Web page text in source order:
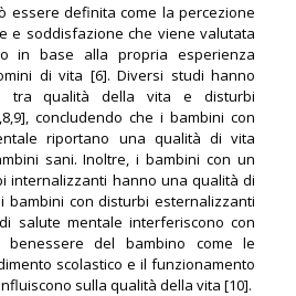
essere definita come la percezione
e soddisfazione che viene valutata
in base alla propria esperienza
di vita [6]. Diversi studi hanno
tra qualità della vita e disturbi
concludendo che i bambini con
riportano una qualità di vita
sani. Inoltre, i bambini con un
internalizzanti hanno una qualità di
con disturbi esternalizzanti
salute mentale interferiscono con
benessere del bambino come le
scolastico e il funzionamento
sulla qualità della vita [10].